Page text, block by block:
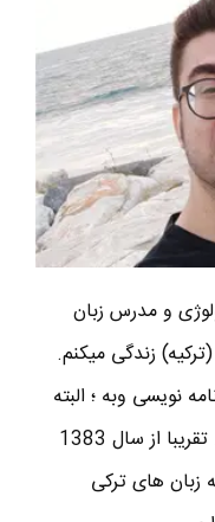
و مدرس زبان
زندگی میکنم.
نویسی وبه ؛ البته
کمی هم برنامه نویسی اندروید بلدم. تقریبا از سال 1383
زبان های ترکی